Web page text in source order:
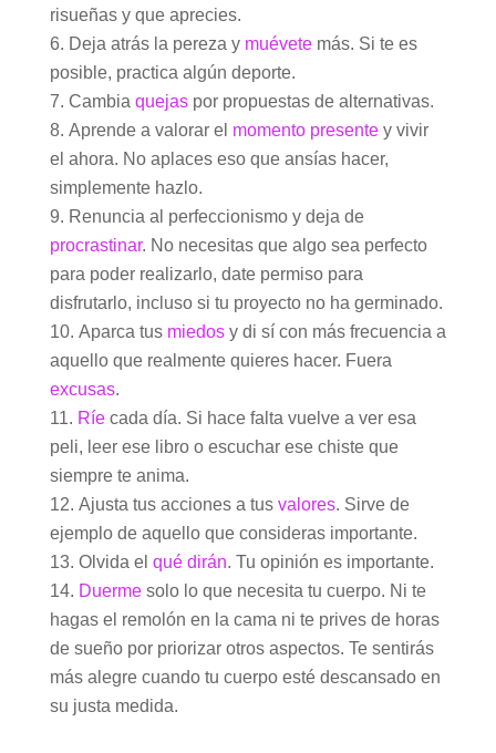
risueñas y que aprecies.
Deja atrás la pereza y muévetemás. Si te es
posible, practica algún deporte.
Cambia quejaspor propuestas de alternativas.
Aprende a valorar el momento presentey vivir
el ahora. No aplaces eso que ansías hacer,
simplemente hazlo.
Renuncia al perfeccionismo y deja de
procrastinar. No necesitas que algo sea perfecto
para poder realizarlo, date permiso para
disfrutarlo, incluso si tu proyecto no ha germinado.
Aparca tus miedosy di sí con más frecuencia a
aquello que realmente quieres hacer. Fuera
excusas.
Ríecada día. Si hace falta vuelve a ver esa
peli, leer ese libro o escuchar ese chiste que
siempre te anima.
Ajusta tus acciones a tus valores. Sirve de
ejemplo de aquello que consideras importante.
Olvida el qué dirán. Tu opinión es importante.
Duermesolo lo que necesita tu cuerpo. Ni te
hagas el remolón en la cama ni te prives de horas
de sueño por priorizar otros aspectos. Te sentirás
más alegre cuando tu cuerpo esté descansado en
su justa medida.